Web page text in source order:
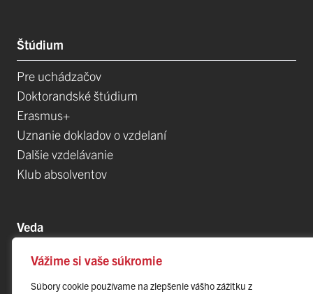
Vážime si vaše súkromie
Súbory cookie používame na zlepšenie vášho zážitku z
Štúdium
Pre uchádzačov
Doktorandské štúdium
Erasmus+
Uznanie dokladov o vzdelaní
Dalšie vzdelávanie
Klub absolventov
Veda
Postdoktorandské pozíce